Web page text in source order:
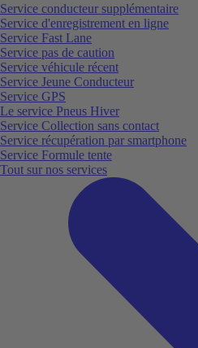
Service conducteur supplémentaire
Service d'enregistrement en ligne
Service Fast Lane
Service pas de caution
Service véhicule récent
Service Jeune Conducteur
Service GPS
Le service Pneus Hiver
Service Collection sans contact
Service récupération par smartphone
Service Formule tente
Tout sur nos services